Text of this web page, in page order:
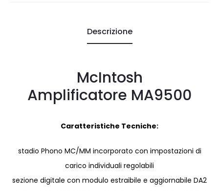
Descrizione
McIntosh
Amplificatore MA9500
Caratteristiche Tecniche:
stadio Phono MC/MM incorporato con impostazioni di
carico individuali regolabili
sezione digitale con modulo estraibile e aggiornabile DA2